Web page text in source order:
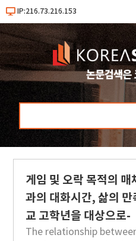
IP:216.73.216.153
게임 및 오락 목적의 매
과의 대화시간, 삶의
교 고학년을 대상으로-
The relationship